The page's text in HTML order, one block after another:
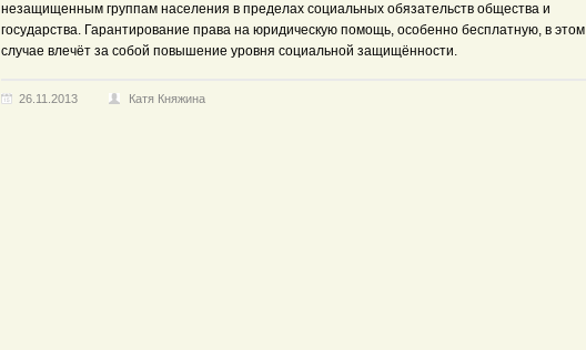
незащищенным группам населения в пределах социальных обязательств общества и
государства. Гарантирование права на юридическую помощь, особенно бесплатную, в этом
случае влечёт за собой повышение уровня социальной защищённости.
26.11.2013 Катя Княжина